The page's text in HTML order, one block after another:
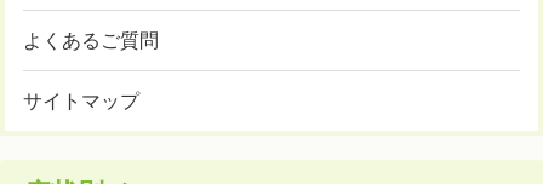
よくあるご質問
サイトマップ